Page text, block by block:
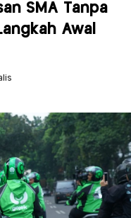
SMA Tanpa
Awal